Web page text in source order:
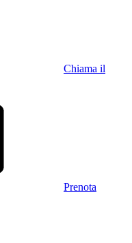
Chiama il
Prenota